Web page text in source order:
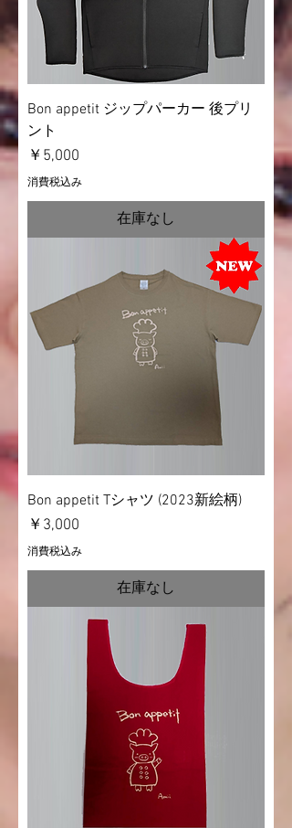
Bon appetit ジップパーカー 後プリ
ント
価格
￥5,000
消費税込み
在庫なし
Bon appetit Tシャツ (2023新絵柄)
価格
￥3,000
消費税込み
在庫なし